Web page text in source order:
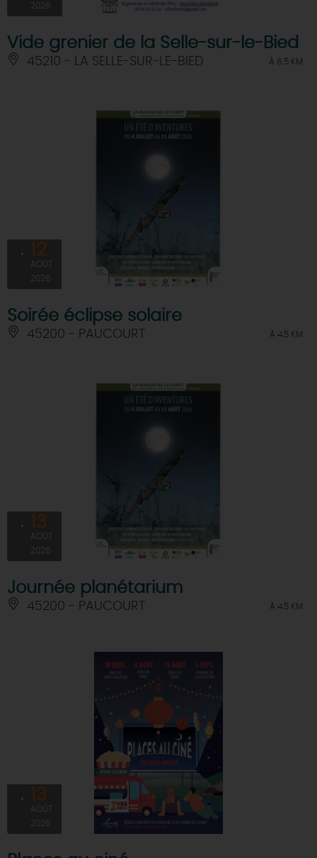
2026
Vide grenier de la Selle-sur-le-Bied
45210 - LA SELLE-SUR-LE-BIED À 6.5 KM
12
AOÛT
2026
Soirée éclipse solaire
45200 - PAUCOURT À 4.5 KM
13
AOÛT
2026
Journée planétarium
45200 - PAUCOURT À 4.5 KM
13
AOÛT
2026